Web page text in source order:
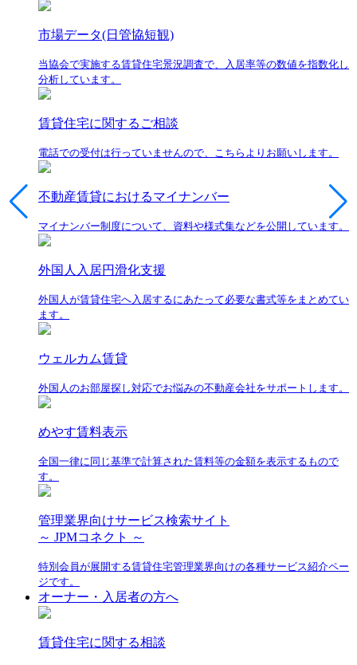
市場データ(日管協短観)
当協会で実施する賃貸住宅景況調査で、入居率等の数値を指数化し
分析しています。
賃貸住宅に関するご相談
電話での受付は行っていませんので、こちらよりお願いします。
不動産賃貸におけるマイナンバー
マイナンバー制度について、資料や様式集などを公開しています。
外国人入居円滑化支援
外国人が賃貸住宅へ入居するにあたって必要な書式等をまとめてい
ます。
ウェルカム賃貸
外国人のお部屋探し対応でお悩みの不動産会社をサポートします。
めやす賃料表示
全国一律に同じ基準で計算された賃料等の金額を表示するもので
す。
管理業界向けサービス検索サイト
～ JPMコネクト ～
特別会員が展開する賃貸住宅管理業界向けの各種サービス紹介ペー
ジです。
オーナー・入居者の方へ
賃貸住宅に関する相談